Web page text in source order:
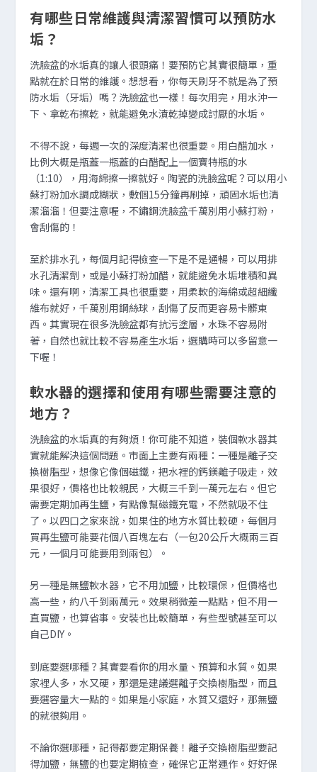
有哪些日常維護與清潔習慣可以預防水
垢？
洗臉盆的水垢真的讓人很頭痛！要預防它其實很簡單，重
點就在於日常的維護。想想看，你每天刷牙不就是為了預
防水垢（牙垢）嗎？洗臉盆也一樣！每次用完，用水沖一
下、拿乾布擦乾，就能避免水漬乾掉變成討厭的水垢。
不得不說，每週一次的深度清潔也很重要。用白醋加水，
比例大概是瓶蓋一瓶蓋的白醋配上一個寶特瓶的水
（1:10），用海綿擦一擦就好。陶瓷的洗臉盆呢？可以用小
蘇打粉加水調成糊狀，敷個15分鐘再刷掉，頑固水垢也清
潔溜溜！但要注意喔，不鏽鋼洗臉盆千萬別用小蘇打粉，
會刮傷的！
至於排水孔，每個月記得檢查一下是不是通暢，可以用排
水孔清潔劑，或是小蘇打粉加醋，就能避免水垢堆積和異
味。還有啊，清潔工具也很重要，用柔軟的海綿或超細纖
維布就好，千萬別用鋼絲球，刮傷了反而更容易卡髒東
西。其實現在很多洗臉盆都有抗污塗層，水珠不容易附
著，自然也就比較不容易產生水垢，選購時可以多留意一
下喔！
軟水器的選擇和使用有哪些需要注意的
地方？
洗臉盆的水垢真的有夠煩！你可能不知道，裝個軟水器其
實就能解決這個問題。市面上主要有兩種：一種是離子交
換樹脂型，想像它像個磁鐵，把水裡的鈣鎂離子吸走，效
果很好，價格也比較親民，大概三千到一萬元左右。但它
需要定期加再生鹽，有點像幫磁鐵充電，不然就吸不住
了。以四口之家來說，如果住的地方水質比較硬，每個月
買再生鹽可能要花個八百塊左右（一包20公斤大概兩三百
元，一個月可能要用到兩包）。
另一種是無鹽軟水器，它不用加鹽，比較環保，但價格也
高一些，約八千到兩萬元。效果稍微差一點點，但不用一
直買鹽，也算省事。安裝也比較簡單，有些型號甚至可以
自己DIY。
到底要選哪種？其實要看你的用水量、預算和水質。如果
家裡人多，水又硬，那還是建議選離子交換樹脂型，而且
要選容量大一點的。如果是小家庭，水質又還好，那無鹽
的就很夠用。
不論你選哪種，記得都要定期保養！離子交換樹脂型要記
得加鹽，無鹽的也要定期檢查，確保它正常運作。好好保